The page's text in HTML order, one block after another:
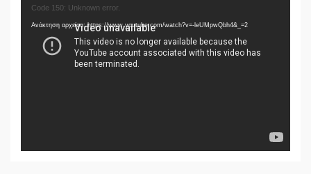
Πρόγραμμα
Αναπαραγωγής
Βίντεο
Code 150: Unknown error.
Ανάκτηση αρχείου: https://www.youtube.com/watch?v=-leUMpwQbh4&_=2